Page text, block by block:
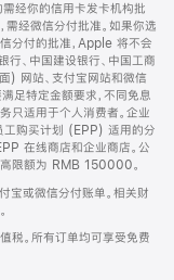
经你的信用卡发卡机构批
需经微信分付批准。如果你选
分付的批准，Apple 将不会
、中国建设银行、中国工商
) 网站、支付宝网站和微信
足特定金额要求，不同免息
只适用于个人消费者。企业
购买计划 (EPP) 适用的分
在线商店和企业商店。公
高限额为 RMB 150000。
宝或微信分付账单。相关财
税。所有订单均可享受免费